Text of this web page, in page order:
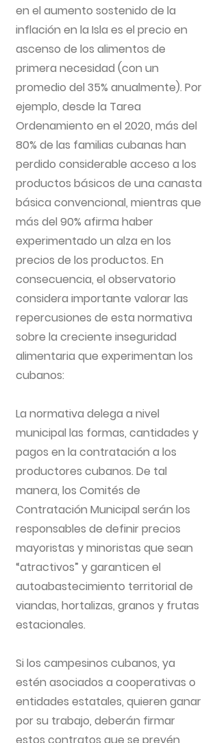
en el aumento sostenido de la
inflación en la Isla es el precio en
ascenso de los alimentos de
primera necesidad (con un
promedio del 35% anualmente). Por
ejemplo, desde la Tarea
Ordenamiento en el 2020, más del
80% de las familias cubanas han
perdido considerable acceso a los
productos básicos de una canasta
básica convencional, mientras que
más del 90% afirma haber
experimentado un alza en los
precios de los productos. En
consecuencia, el observatorio
considera importante valorar las
repercusiones de esta normativa
sobre la creciente inseguridad
alimentaria que experimentan los
cubanos:
La normativa delega a nivel
municipal las formas, cantidades y
pagos en la contratación a los
productores cubanos. De tal
manera, los Comités de
Contratación Municipal serán los
responsables de definir precios
mayoristas y minoristas que sean
“atractivos” y garanticen el
autoabastecimiento territorial de
viandas, hortalizas, granos y frutas
estacionales.
Si los campesinos cubanos, ya
estén asociados a cooperativas o
entidades estatales, quieren ganar
por su trabajo, deberán firmar